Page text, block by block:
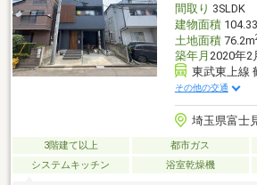
間取り 3SLDK
建物面積
土地面積76.2m
築年月 2020年2
東武東上線
その他の交通
埼玉県富士
3階建て以上 都市ガス
システムキッチン
浴室乾燥機